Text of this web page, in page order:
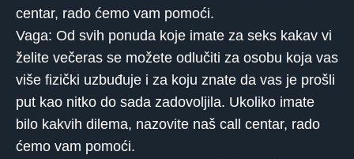
centar, rado ćemo vam pomoći.
Vaga: Od svih ponuda koje imate za seks kakav vi
želite večeras se možete odlučiti za osobu koja vas
više fizički uzbuđuje i za koju znate da vas je prošli
put kao nitko do sada zadovoljila. Ukoliko imate
bilo kakvih dilema, nazovite naš call centar, rado
ćemo vam pomoći.